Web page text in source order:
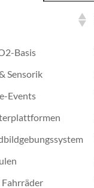
Basis
Sensorik
Events